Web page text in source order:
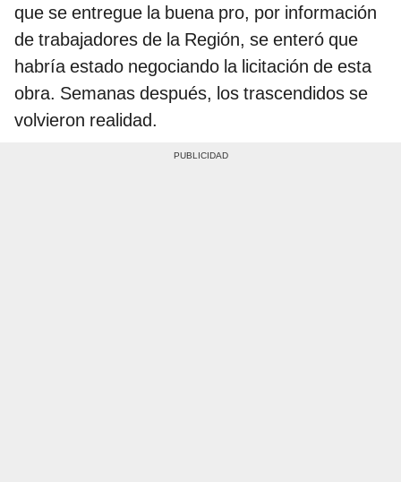
que se entregue la buena pro, por información
de trabajadores de la Región, se enteró que
habría estado negociando la licitación de esta
obra. Semanas después, los trascendidos se
volvieron realidad.